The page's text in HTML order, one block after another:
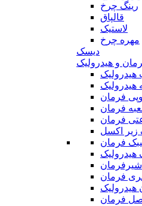
رینگ چرخ
قالپاق
لاستیک
مهره چرخ
دیسک
و هیدرولیک
هیدرولیک
هیدرولیک
فرمان
فرمان
فرمان
زیر اکسل
فرمان
هیدرولیک
شیرفرمان
فرمان
فرمان